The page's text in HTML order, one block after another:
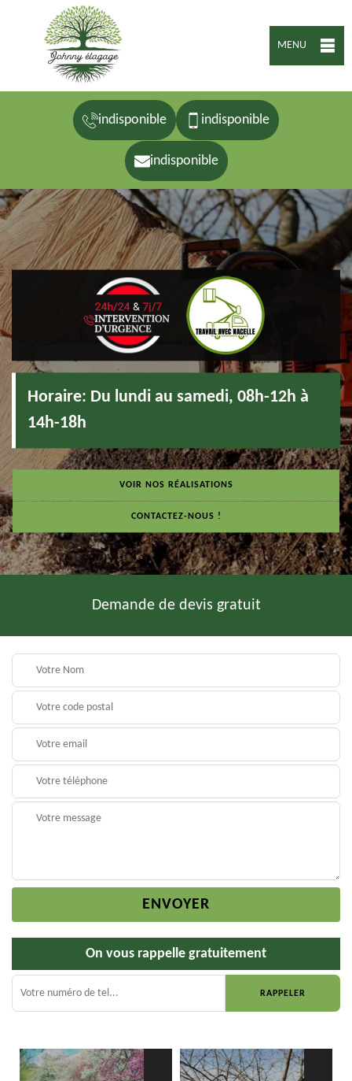
MENU
indisponible indisponible
indisponible
Horaire: Du lundi au samedi, 08h-12h à
14h-18h
VOIR NOS RÉALISATIONS
CONTACTEZ-NOUS !
Demande de devis gratuit
On vous rappelle gratuitement